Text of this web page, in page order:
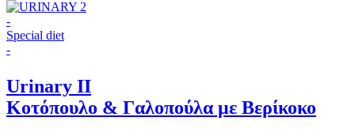
-
Special diet
-
Urinary II
Κοτόπουλο & Γαλοπούλα με Βερίκοκο